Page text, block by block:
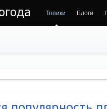
Топики Блоги